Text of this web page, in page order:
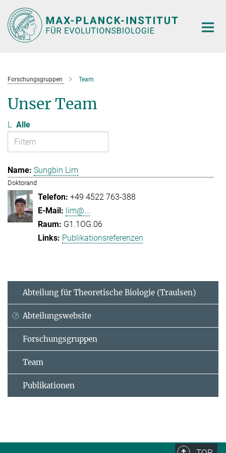
Hauptinhalt
Forschungsgruppen Team
Unser Team
L Alle
Sungbin Lim
Doktorand
+49 4522 763-388
lim@...
G1.1OG.06
Publikationsreferenzen
Abteilung für Theoretische Biologie (Traulsen)
Abteilungswebsite
Forschungsgruppen
Team
Publikationen